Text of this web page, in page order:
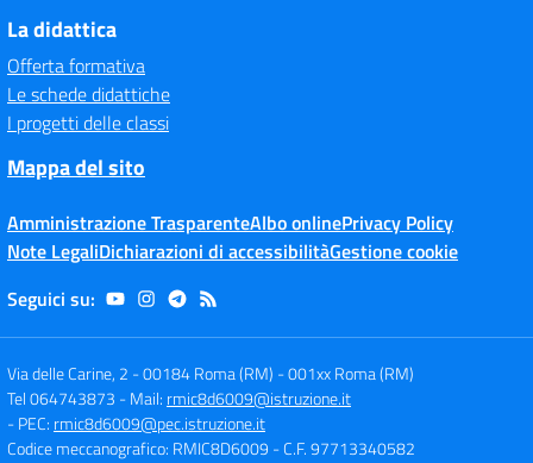
La didattica
Offerta formativa
Le schede didattiche
I progetti delle classi
Mappa del sito
Amministrazione TrasparenteAlbo onlinePrivacy Policy
Note LegaliDichiarazioni di accessibilitàGestione cookie
Seguici su:
Via delle Carine, 2 - 00184 Roma (RM) -001xx Roma (RM)
Tel 064743873 - Mail: rmic8d6009@istruzione.it
- PEC: rmic8d6009@pec.istruzione.it
Codice meccanografico: RMIC8D6009 - C.F. 97713340582